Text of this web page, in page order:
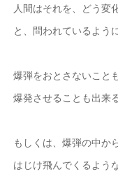
人間はそれを、どう変
と、問われているよう
爆弾をおとさないこと
爆発させることも出来る
もしくは、爆弾の中か
はじけ飛んでくるよう